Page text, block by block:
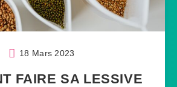
18 Mars 2023
FAIRE SA LESSIVE